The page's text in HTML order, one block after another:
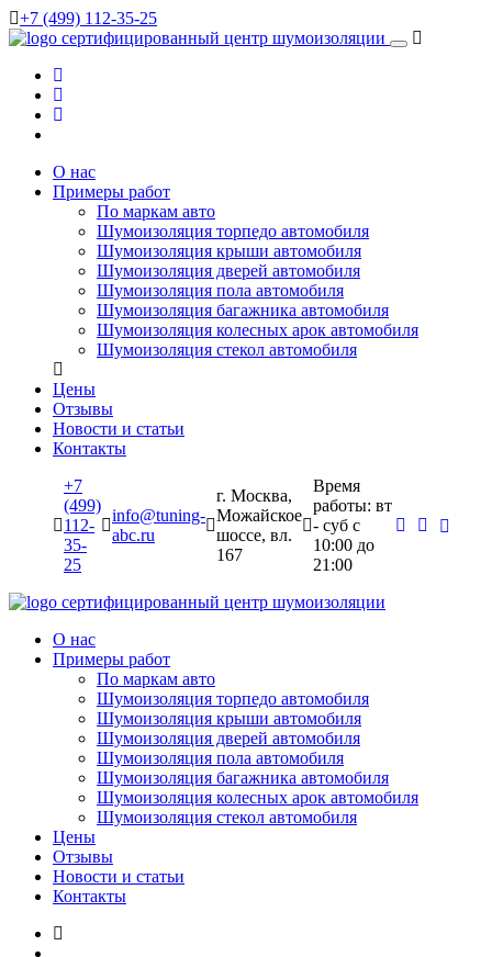
+7 (499) 112-35-25
сертифицированный центр шумоизоляции
О нас
Примеры работ
По маркам авто
Шумоизоляция торпедо автомобиля
Шумоизоляция крыши автомобиля
Шумоизоляция дверей автомобиля
Шумоизоляция пола автомобиля
Шумоизоляция багажника автомобиля
Шумоизоляция колесных арок автомобиля
Шумоизоляция стекол автомобиля
Цены
Отзывы
Новости и статьи
Контакты
+7
(499)
112-
35-
25
info@tuning-
abc.ru
г. Москва,
Можайское
шоссе, вл.
167
Время
работы: вт
- суб c
10:00 до
21:00
сертифицированный центр шумоизоляции
О нас
Примеры работ
По маркам авто
Шумоизоляция торпедо автомобиля
Шумоизоляция крыши автомобиля
Шумоизоляция дверей автомобиля
Шумоизоляция пола автомобиля
Шумоизоляция багажника автомобиля
Шумоизоляция колесных арок автомобиля
Шумоизоляция стекол автомобиля
Цены
Отзывы
Новости и статьи
Контакты